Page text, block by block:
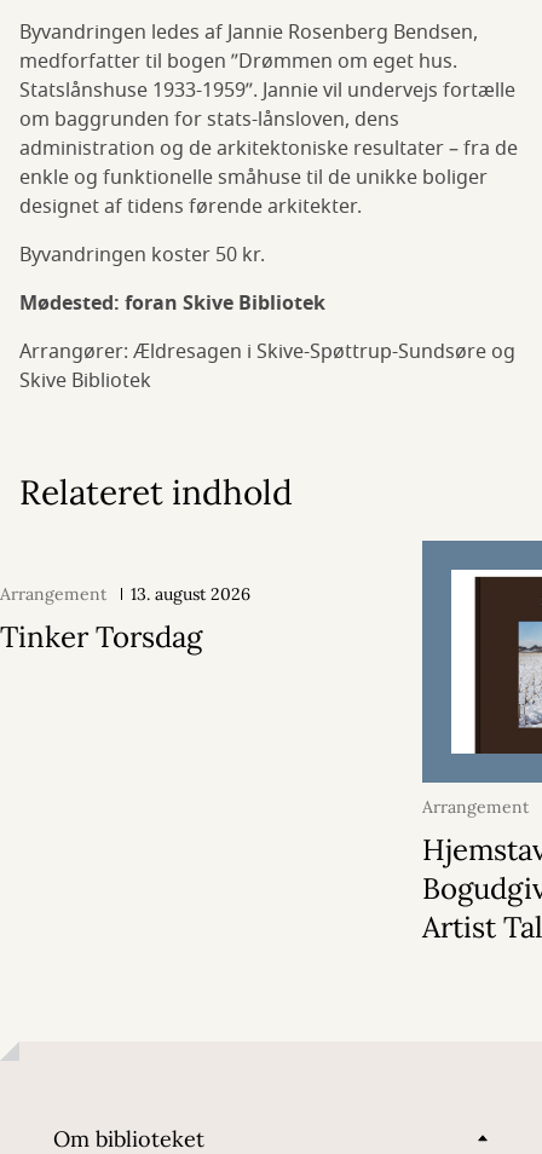
Byvandringen ledes af Jannie Rosenberg Bendsen,
medforfatter til bogen ”Drømmen om eget hus.
Statslånshuse 1933-1959”. Jannie vil undervejs fortælle
om baggrunden for stats-lånsloven, dens
administration og de arkitektoniske resultater – fra de
enkle og funktionelle småhuse til de unikke boliger
designet af tidens førende arkitekter.
Byvandringen koster 50 kr.
Mødested: foran Skive Bibliotek
Arrangører: Ældresagen i Skive-Spøttrup-Sundsøre og
Skive Bibliotek
Relateret indhold
Arrangement 13. august 2026
Tinker Torsdag
Arrangement
2026
Artist
Om biblioteket